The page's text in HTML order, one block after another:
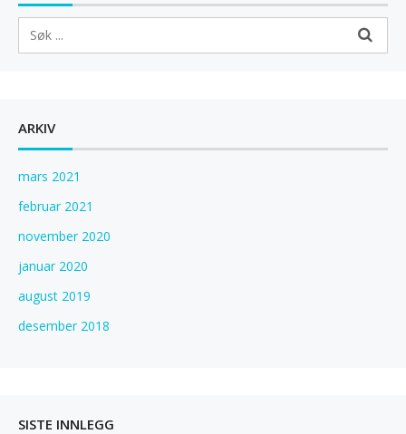
a
o
n
ARKIV
mars 2021
februar 2021
november 2020
januar 2020
august 2019
desember 2018
SISTE INNLEGG